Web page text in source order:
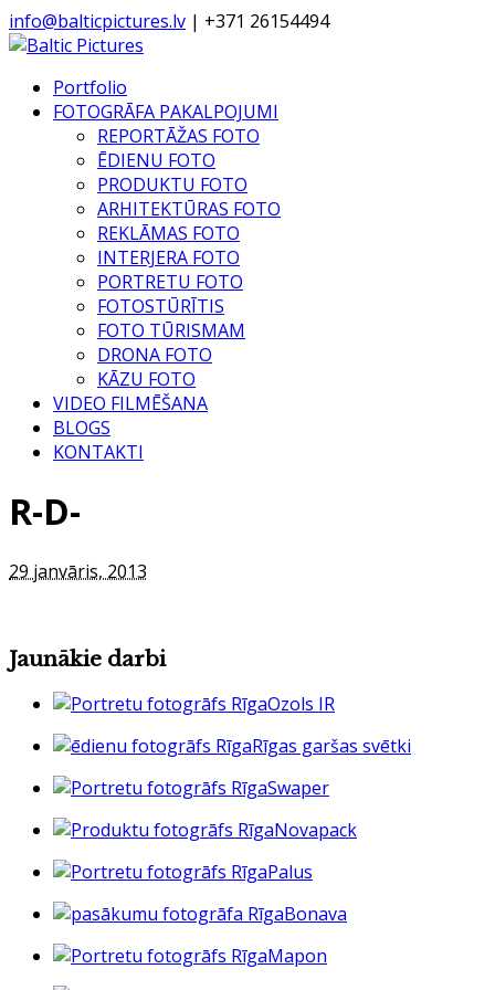
info@balticpictures.lv | +371 26154494
Portfolio
FOTOGRĀFA PAKALPOJUMI
REPORTĀŽAS FOTO
ĒDIENU FOTO
PRODUKTU FOTO
ARHITEKTŪRAS FOTO
REKLĀMAS FOTO
INTERJERA FOTO
PORTRETU FOTO
FOTOSTŪRĪTIS
FOTO TŪRISMAM
DRONA FOTO
KĀZU FOTO
VIDEO FILMĒŠANA
BLOGS
KONTAKTI
R-D-
29 janvāris, 2013
Jaunākie darbi
Ozols IR
Rīgas garšas svētki
Swaper
Novapack
Palus
Bonava
Mapon